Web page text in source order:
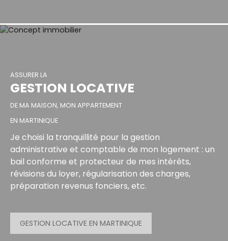
ASSURER LA
GESTION LOCATIVE
DE MA MAISON, MON APPARTEMENT
EN MARTINIQUE
Je choisi la tranquillité pour la gestion
administrative et comptable de mon logement : un
bail conforme et protecteur de mes intérêts,
révisions du loyer, régularisation des charges,
préparation revenus fonciers, etc.
GESTION LOCATIVE EN MARTINIQUE